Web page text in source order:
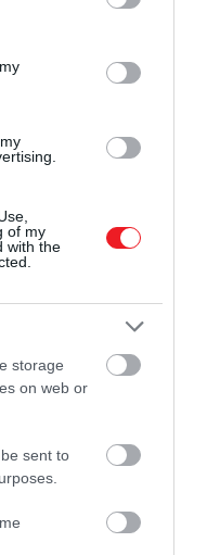
its third-party tags to
in below Google
of my
with the
storage
on web or
sent to
a
a felső
van szükség
keményítőtípus,
a vastagbélben
kapni, és
banánban,
és rizsben,
olyan embereken
hajlamosak a rák